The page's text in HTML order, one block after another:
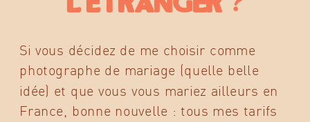
Si vous décidez de me choisir comme
photographe de mariage (quelle belle
idée) et que vous vous mariez ailleurs en
France, bonne nouvelle : tous mes tarifs